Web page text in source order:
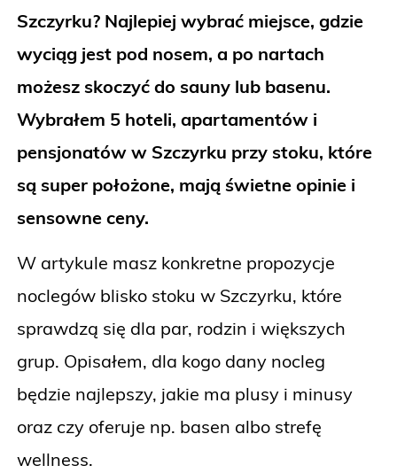
Szczyrku? Najlepiej wybrać miejsce, gdzie
wyciąg jest pod nosem, a po nartach
możesz skoczyć do sauny lub basenu.
Wybrałem 5 hoteli, apartamentów i
pensjonatów w Szczyrku przy stoku, które
są super położone, mają świetne opinie i
sensowne ceny.
W artykule masz konkretne propozycje
noclegów blisko stoku w Szczyrku, które
sprawdzą się dla par, rodzin i większych
grup. Opisałem, dla kogo dany nocleg
będzie najlepszy, jakie ma plusy i minusy
oraz czy oferuje np. basen albo strefę
wellness.